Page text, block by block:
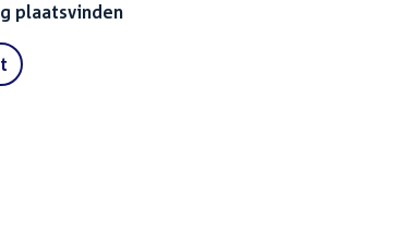
plaatsvinden